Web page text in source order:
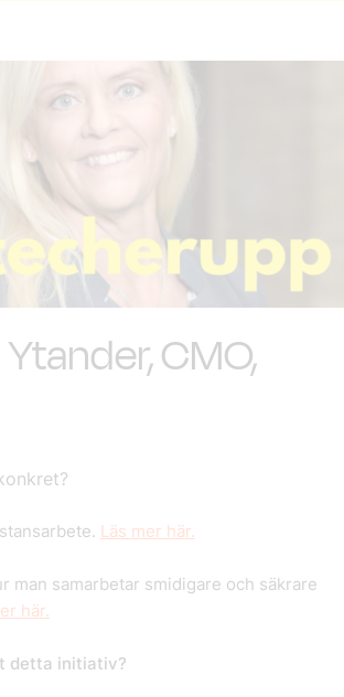
CMO,
Läs mer här.
man samarbetar smidigare och säkrare
här.
detta initiativ?